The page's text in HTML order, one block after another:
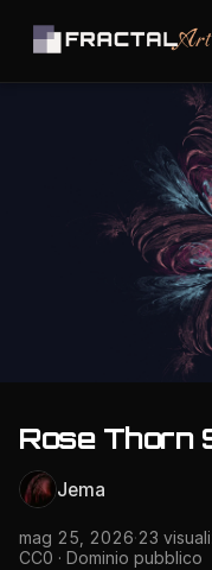
Rose Thorn
Jema
mag 25, 2026·23
CC0 · Dominio pubblico